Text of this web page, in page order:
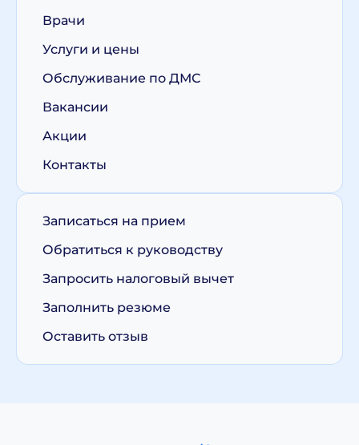
Врачи
Услуги и цены
Обслуживание по ДМС
Вакансии
Акции
Контакты
Записаться на прием
Обратиться к руководству
Запросить налоговый вычет
Заполнить резюме
Оставить отзыв